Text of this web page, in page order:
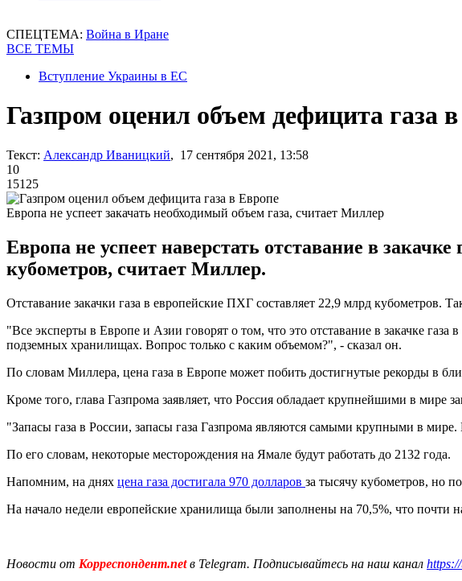
СПЕЦТЕМА: Война в Иране
ВСЕ ТЕМЫ
Вступление Украины в ЕС
Газпром оценил объем дефицита газа
Текст: Александр Иваницкий, 17 сентября 2021, 13:58
10
15125
Европа не успеет закачать необходимый объем газа, считает Миллер
Европа не успеет наверстать отставание в
кубометров, считает Миллер.
Отставание закачки газа в европейские ПХГ составляет 22,9 млрд кубометров.
"Все эксперты в Европе и Азии говорят о том, что это отставание в закачке
подземных хранилищах. Вопрос только с каким объемом?", - сказал он.
По словам Миллера, цена газа в Европе может побить достигнутые рекорды в
Кроме того, глава Газпрома заявляет, что Россия обладает крупнейшими в мире
"Запасы газа в России, запасы газа Газпрома являются самыми крупными в
По его словам, некоторые месторождения на Ямале будут работать до 2132 года.
Напомним, на днях цена газа достигала 970 долларов за тысячу кубометров, но
На начало недели европейские хранилища были заполнены на 70,5%, что почти
Новости от Корреспондент.netв Telegram. Подписывайтесь на наш канал